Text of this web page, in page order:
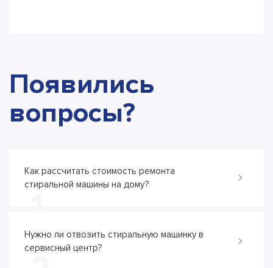
Появились
вопросы?
Как рассчитать стоимость ремонта
стиральной машины на дому?
Нужно ли отвозить стиральную машинку в
сервисный центр?